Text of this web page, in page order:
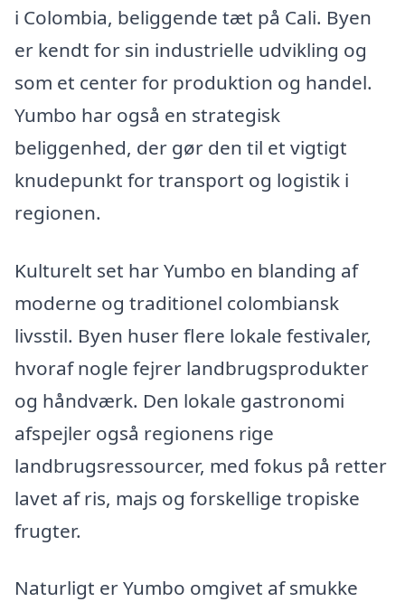
i Colombia, beliggende tæt på Cali. Byen
er kendt for sin industrielle udvikling og
som et center for produktion og handel.
Yumbo har også en strategisk
beliggenhed, der gør den til et vigtigt
knudepunkt for transport og logistik i
regionen.
Kulturelt set har Yumbo en blanding af
moderne og traditionel colombiansk
livsstil. Byen huser flere lokale festivaler,
hvoraf nogle fejrer landbrugsprodukter
og håndværk. Den lokale gastronomi
afspejler også regionens rige
landbrugsressourcer, med fokus på retter
lavet af ris, majs og forskellige tropiske
frugter.
Naturligt er Yumbo omgivet af smukke